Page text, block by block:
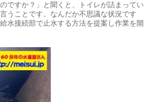
ですか？」と聞くと、トイレが詰まってい
うことです。なんだか不思議な状況です
水接続部で止水する方法を提案し作業を開